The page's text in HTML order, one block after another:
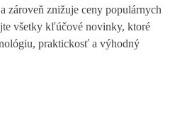
zároveň znižuje ceny populárnych
všetky kľúčové novinky, ktoré
praktickosť a výhodný